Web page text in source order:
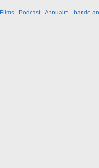
Films- Podcast-Annuaire - bande